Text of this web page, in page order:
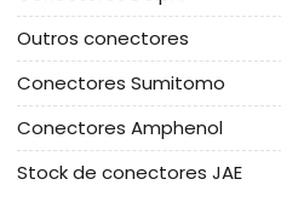
Outros conectores
Conectores Sumitomo
Conectores Amphenol
Stock de conectores JAE